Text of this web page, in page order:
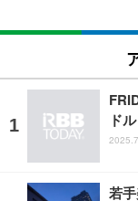
ド
若